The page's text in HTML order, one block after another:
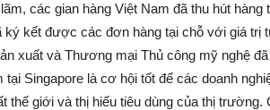
các gian hàng Việt Nam đã thu hút
ký kết được các đơn hàng tại chỗ với giá trị
xuất và Thương mại Thủ công mỹ nghệ
tại Singapore là cơ hội tốt để các doanh
thế giới và thị hiếu tiêu dùng của thị